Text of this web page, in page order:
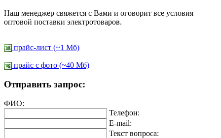
Наш менеджер свяжется с Вами и оговорит все условия
оптовой поставки электротоваров.
прайс-лист (~1 Мб)
прайс c фото (~40 Мб)
Отправить запрос:
ФИО:
Телефон:
E-mail:
Текст вопроса: